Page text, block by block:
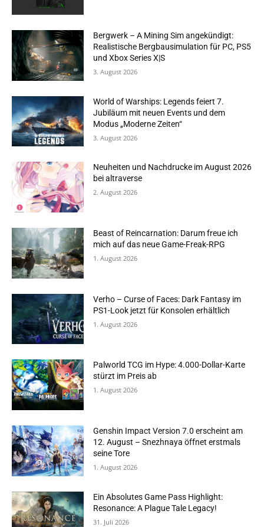
Bergwerk – A Mining Sim angekündigt:
Realistische Bergbausimulation für PC, PS5
und Xbox Series X|S
3. August 2026
World of Warships: Legends feiert 7.
Jubiläum mit neuen Events und dem
Modus „Moderne Zeiten“
3. August 2026
Neuheiten und Nachdrucke im August 2026
bei altraverse
2. August 2026
Beast of Reincarnation: Darum freue ich
mich auf das neue Game-Freak-RPG
1. August 2026
Verho – Curse of Faces: Dark Fantasy im
PS1-Look jetzt für Konsolen erhältlich
1. August 2026
Palworld TCG im Hype: 4.000-Dollar-Karte
stürzt im Preis ab
1. August 2026
Genshin Impact Version 7.0 erscheint am
12. August – Snezhnaya öffnet erstmals
seine Tore
1. August 2026
Ein Absolutes Game Pass Highlight:
Resonance: A Plague Tale Legacy!
31. Juli 2026